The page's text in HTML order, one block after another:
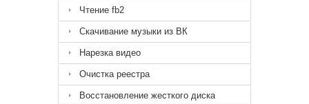
Чтение fb2
Скачивание музыки из ВК
Нарезка видео
Очистка реестра
Восстановление жесткого диска